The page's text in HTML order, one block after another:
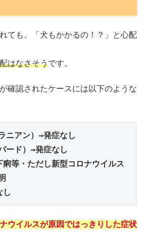
ても、「犬もかかるの！？」と心配
はなさそうです。
確認されたケースには以下のような
ニアン）→発症なし
ード）→発症なし
痢等・ただし新型コロナウイルス
し
ウイルスが原因ではっきりした症状